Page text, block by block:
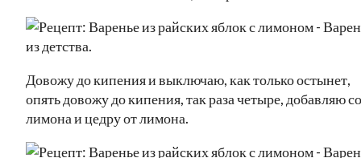
Довожу до кипения и выключаю, как только остынет,
опять довожу до кипения, так раза четыре, добавляю
лимона и цедру от лимона.